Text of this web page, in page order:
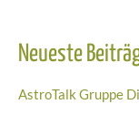
Neueste
AstroTalk Gruppe